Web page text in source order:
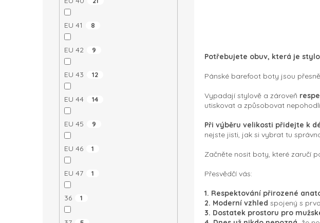
EU 41 8
EU 42 9
EU 43 12
EU 44 14
EU 45 9
EU 46 1
EU 47 1
36 1
Potřebujete obuv, která je
Pánské barefoot boty jsou
Vypadají stylově a zároveň
utiskovat a způsobovat
Při výběru velikosti přidejte k
nejste jisti, jak si vybrat tu
Začněte nosit boty, které zaručí
Přesvědčí vás:
1. Respektování přirozené
2. Moderní vzhled spojený s
3. Dostatek prostoru pro